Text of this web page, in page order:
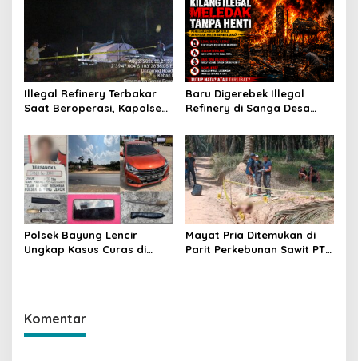
Beban Warga
Illegal Refinery Terbakar
Saat Beroperasi, Kapolsek
Penindakan dan
Pencegahan Terus
Dilakukan
Baru Digerebek Illegal
Refinery di Sanga Desa
Hukum Dipertanyakan
Polsek Bayung Lencir
Ungkap Kasus Curas di
Mayat Pria Ditemukan di
Parit Perkebunan Sawit PT
Komentar